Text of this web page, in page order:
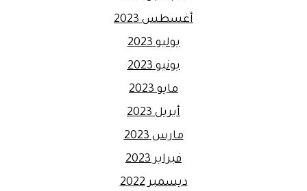
أغسطس 2023
يوليو 2023
يونيو 2023
مايو 2023
أبريل 2023
مارس 2023
فبراير 2023
ديسمبر 2022